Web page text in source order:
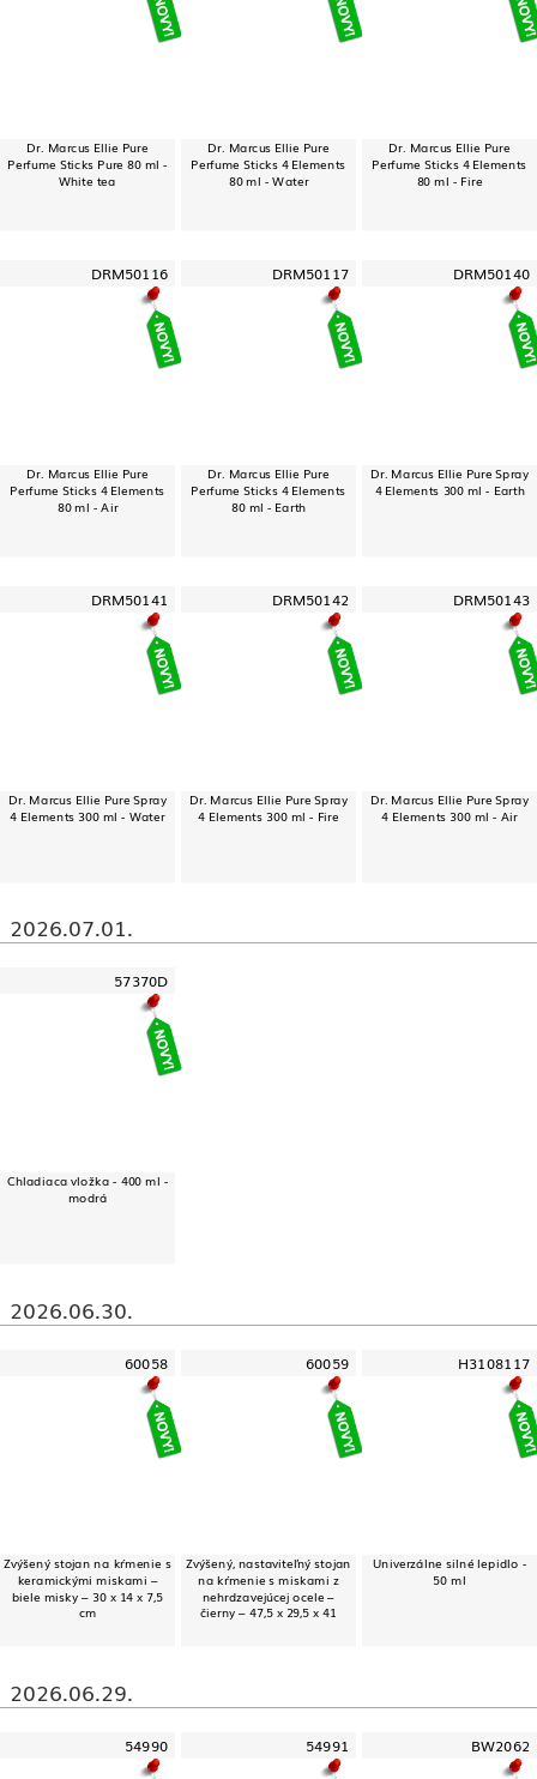
Dr. Marcus Ellie Pure
Perfume Sticks Pure 80 ml -
White tea
Dr. Marcus Ellie Pure
Perfume Sticks 4 Elements
80 ml - Water
Dr. Marcus Ellie Pure
Perfume Sticks 4 Elements
80 ml - Fire
DRM50116
Dr. Marcus Ellie Pure
Perfume Sticks 4 Elements
80 ml - Air
DRM50117
Dr. Marcus Ellie Pure
Perfume Sticks 4 Elements
80 ml - Earth
DRM50140
Dr. Marcus Ellie Pure Spray
4 Elements 300 ml - Earth
DRM50141
Dr. Marcus Ellie Pure Spray
4 Elements 300 ml - Water
DRM50142
Dr. Marcus Ellie Pure Spray
4 Elements 300 ml - Fire
DRM50143
Dr. Marcus Ellie Pure Spray
4 Elements 300 ml - Air
2026.07.01.
57370D
Chladiaca vložka - 400 ml -
modrá
2026.06.30.
60058
Zvýšený stojan na kŕmenie s
keramickými miskami –
biele misky – 30 x 14 x 7,5
cm
60059
Zvýšený, nastaviteľný stojan
na kŕmenie s miskami z
nehrdzavejúcej ocele –
čierny – 47,5 x 29,5 x 41
H3108117
Univerzálne silné lepidlo -
50 ml
2026.06.29.
54990 54991 BW2062